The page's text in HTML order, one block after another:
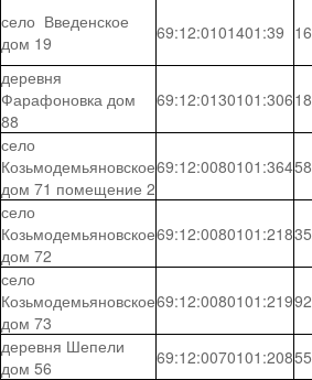
село Введенское
дом 19
69:12:0101401:39
деревня
Фарафоновка дом
88
69:12:0130101:306
село
Козьмодемьяновское
дом 71 помещение 2
69:12:0080101:364
село
Козьмодемьяновское
дом 72
69:12:0080101:218
село
Козьмодемьяновское
дом 73
69:12:0080101:219
деревня Шепели
дом 56
69:12:0070101:208